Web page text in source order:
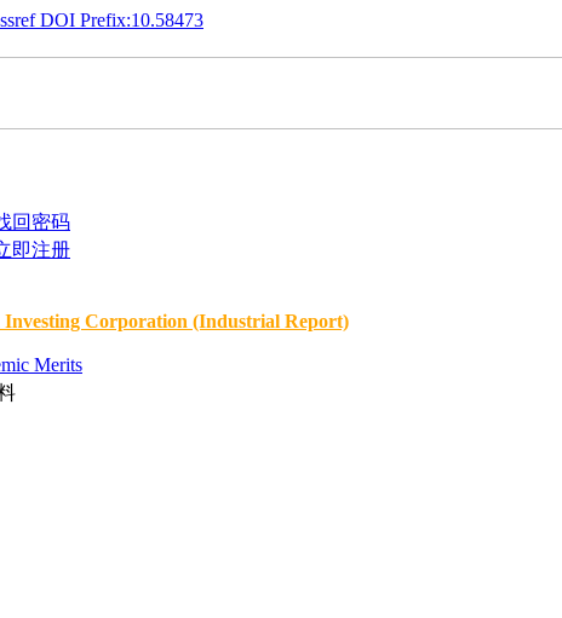
DOI Prefix:10.58473
回密码
即注册
Investing Corporation (Industrial Report)
Merits